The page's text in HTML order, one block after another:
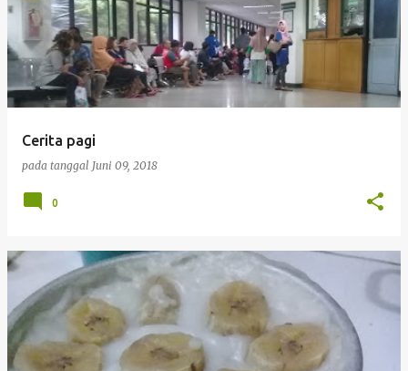
Cerita pagi
pada tanggal Juni 09, 2018
0